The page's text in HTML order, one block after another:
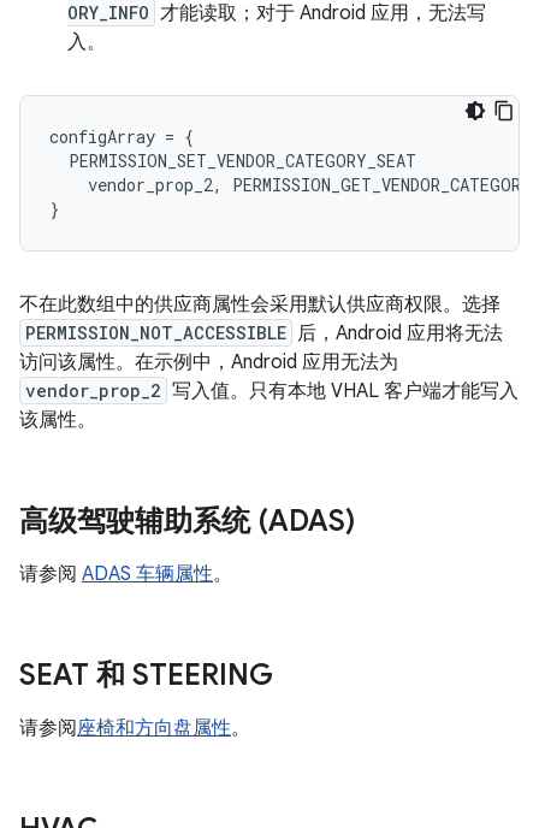
ORY_INFO 才能读取；对于 Android 应用，无法写
入。
configArray = {
PERMISSION_SET_VENDOR_CATEGORY_SEAT
vendor_prop_2,
}
不在此数组中的供应商属性会采用默认供应商权限。选择
PERMISSION_NOT_ACCESSIBLE 后，Android 应用将无法
访问该属性。在示例中，Android 应用无法为
vendor_prop_2 写入值。只有本地 VHAL 客户端才能写入
该属性。
高级驾驶辅助系统 (ADAS)
请参阅 ADAS 车辆属性。
SEAT 和 STEERING
请参阅座椅和方向盘属性。